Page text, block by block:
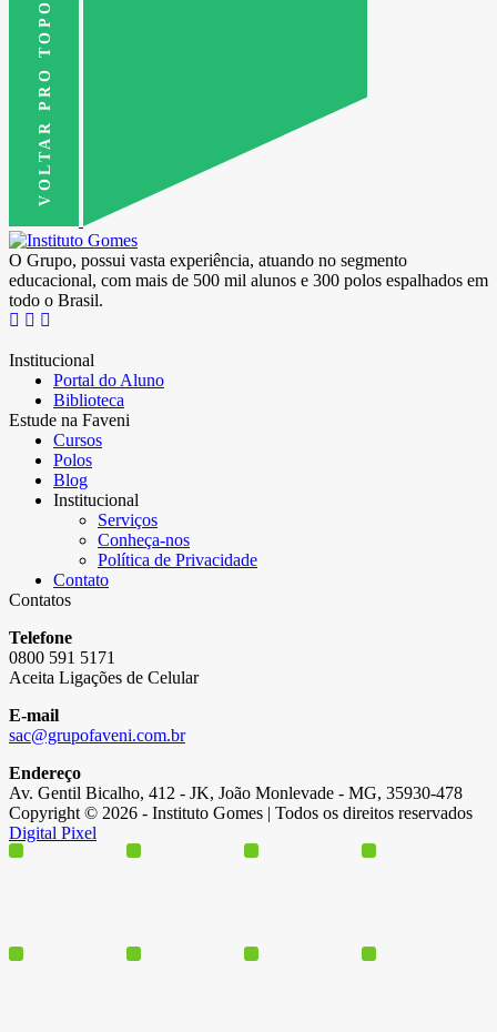
VOLTAR PRO TOPO
O Grupo, possui vasta experiência, atuando no segmento
educacional, com mais de 500 mil alunos e 300 polos espalhados em
todo o Brasil.
Institucional
Portal do Aluno
Biblioteca
Estude na Faveni
Cursos
Polos
Blog
Institucional
Serviços
Conheça-nos
Política de Privacidade
Contato
Contatos
Telefone
0800 591 5171
Aceita Ligações de Celular
E-mail
sac@grupofaveni.com.br
Endereço
Av. Gentil Bicalho, 412 - JK, João Monlevade - MG, 35930-478
Copyright © 2026 - Instituto Gomes | Todos os direitos reservados
Digital Pixel